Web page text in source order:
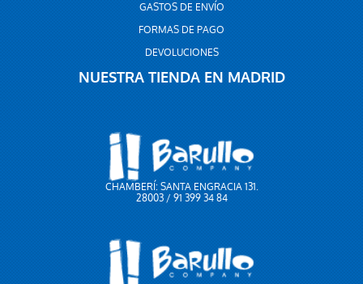
GASTOS DE ENVÍO
FORMAS DE PAGO
DEVOLUCIONES
NUESTRA TIENDA EN MADRID
CHAMBERÍ: SANTA ENGRACIA 131.
28003 / 91 399 34 84